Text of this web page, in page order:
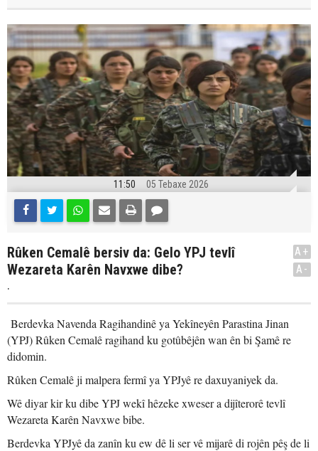
11:50 05 Tebaxe 2026
Rûken Cemalê bersiv da: Gelo YPJ tevlî
Wezareta Karên Navxwe dibe?
.
A+
A-
Berdevka Navenda Ragihandinê ya Yekîneyên Parastina Jinan
(YPJ) Rûken Cemalê ragihand ku gotûbêjên wan ên bi Şamê re
didomin.
Rûken Cemalê ji malpera fermî ya YPJyê re daxuyaniyek da.
Wê diyar kir ku dibe YPJ wekî hêzeke xweser a dijîterorê tevlî
Wezareta Karên Navxwe bibe.
Berdevka YPJyê da zanîn ku ew dê li ser vê mijarê di rojên pêş de li